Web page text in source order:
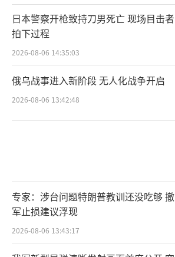
日本警察开枪致持刀男死亡 现场目击者
拍下过程
2026-08-06 14:35:03
俄乌战事进入新阶段 无人化战争开启
2026-08-06 13:42:48
专家：涉台问题特朗普教训还没吃够 撤
军止损建议浮现
2026-08-06 13:43:17